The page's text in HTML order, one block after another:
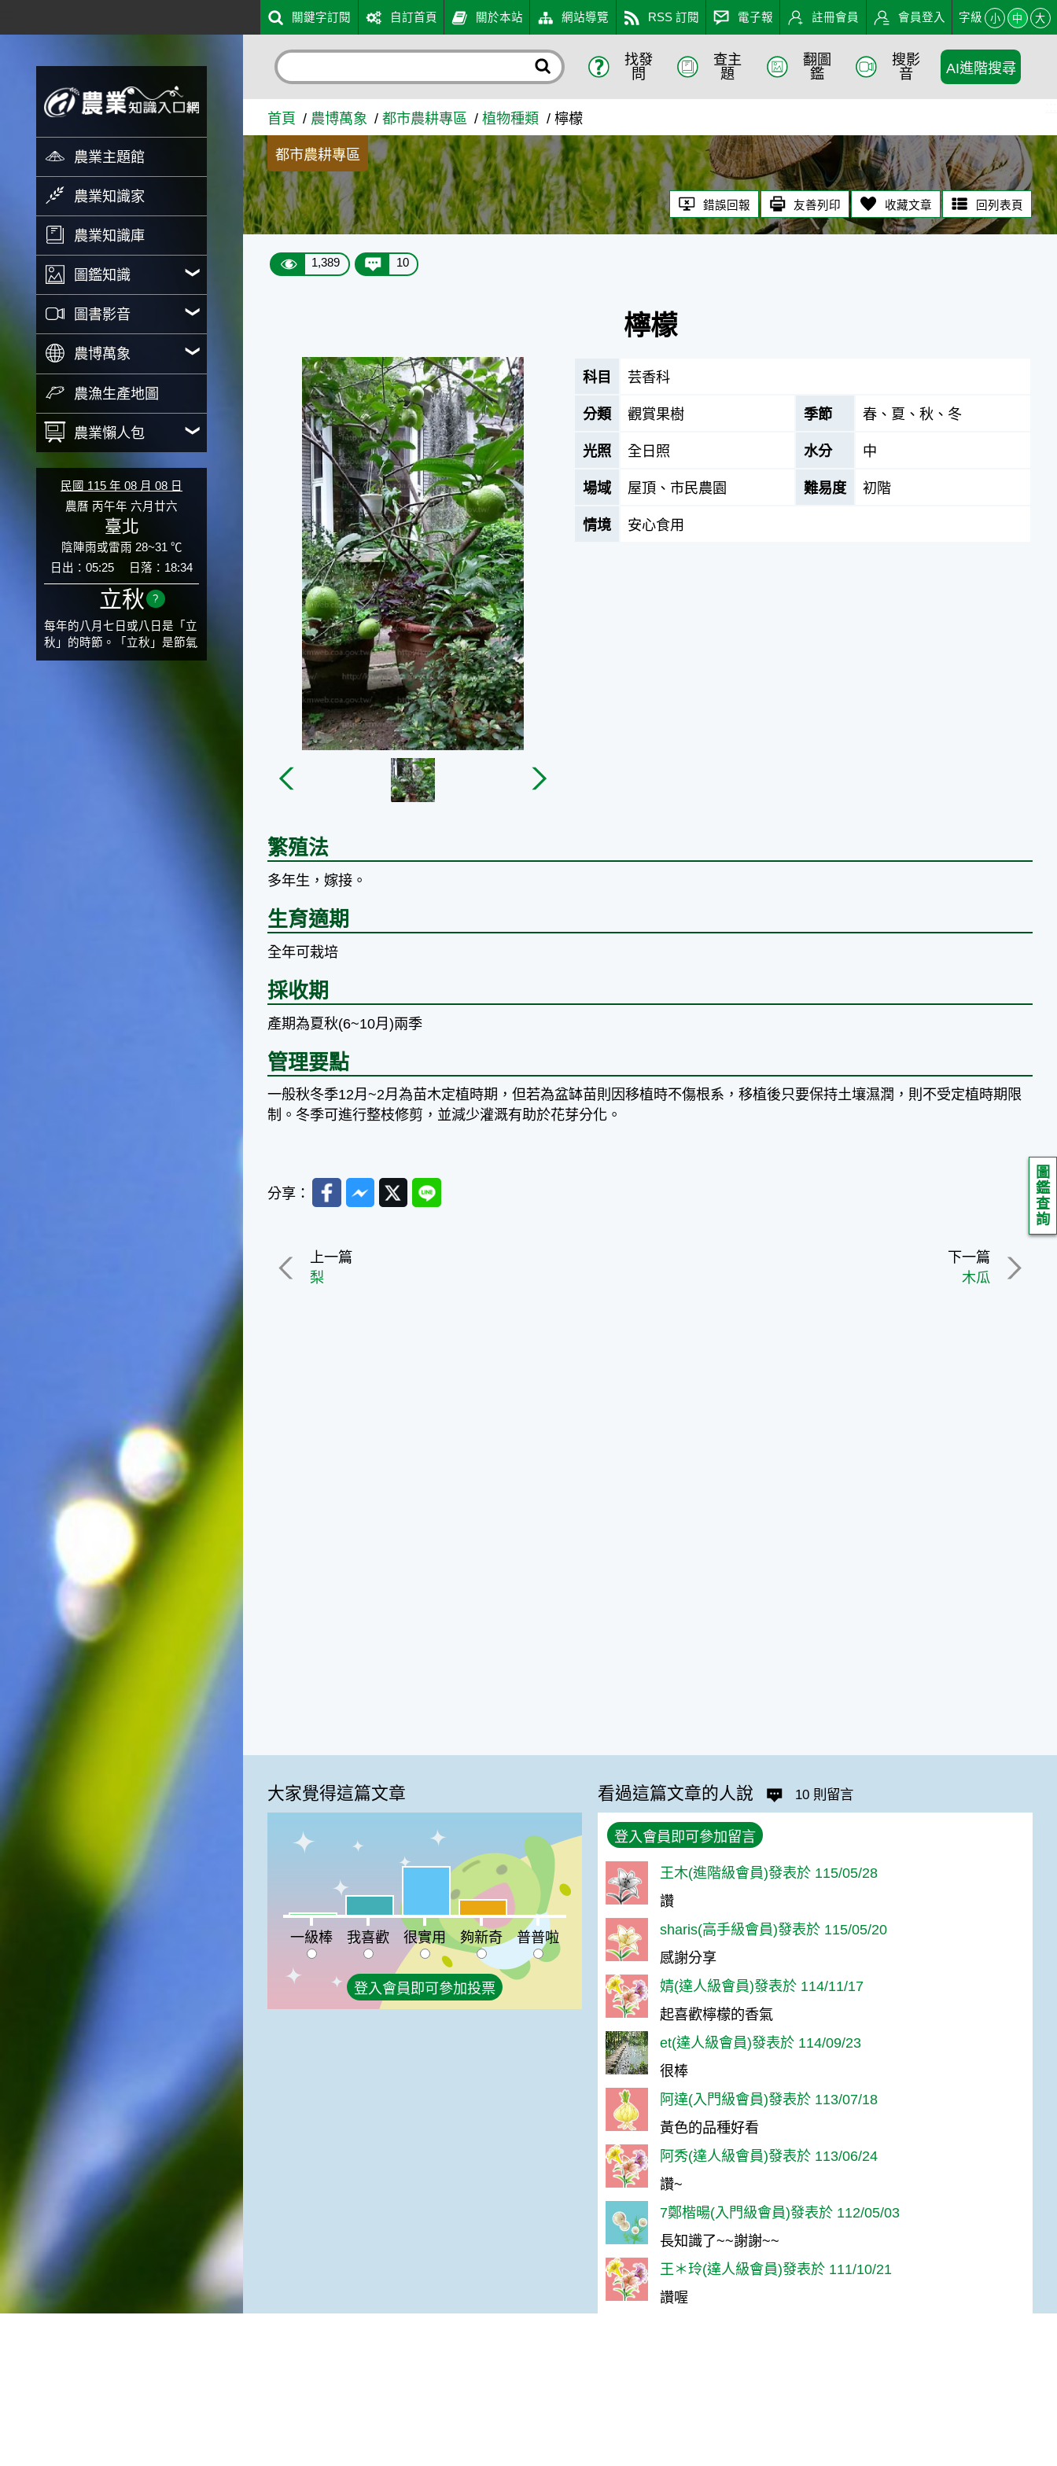
檸檬 - 農業知識入口網
農業主題館
農業知識家
農業知識庫
圖鑑知識
圖書影音
農博萬象
農漁生產地圖
農業懶人包
民國 115 年 08 月 08 日
農曆 丙午年 六月廿六
臺北
陰陣雨或雷雨 28~31 ℃
日出：05:25
日落：18:34
立秋 ?
每年的八月七日或八日是「立
秋」的時節。「立秋」是節氣
邁入秋涼的先聲，表示酷熱難
高地半收，低地水漂流」這句
俗諺的意思是：立秋這一天如
果打雷，對二期水稻的收成會
有不好的影響。所以對農夫而
言，立秋日是十分忌諱打雷的
喔！2.「六月秋，快溜溜；七
月秋，秋後油」這句俗諺的意
思是：根據老一輩人的說法，
如果立秋這一天是在農曆六
月，則漁民的作業期會比較早
結束；如果「立秋日」在七
月，則天氣會持續穩定，今年
民們的收入也會相對提高呢！
關鍵字訂閱 自訂首頁 關於本站 網站導覽 RSS 訂閱 電子報 註冊會員 會員登入 字級 小 中 大
找發
問
查主
題
翻圖
鑑
搜影
音
AI進階搜尋
首頁 農博萬象 都市農耕專區 植物種類 檸檬
都市農耕專區
錯誤回報 友善列印 收藏文章 回列表頁
1,389 10
圖
鑑
查
詢
檸檬
科目 芸香科
分類 觀賞果樹 季節 春、夏、秋、冬
光照 全日照 水分 中
場域 屋頂、市民農園 難易度 初階
情境 安心食用
繁殖法
多年生，嫁接。
生育適期
全年可栽培
採收期
產期為夏秋(6~10月)兩季
管理要點
一般秋冬季12月~2月為苗木定植時期，但若為盆缽苗則因移植時不傷根系，移植後只要保持土壤濕潤，則不受定植時期限
制。冬季可進行整枝修剪，並減少灌溉有助於花芽分化。
分享：
FacebookMessenger
TwitterLine
上一篇
梨
下一篇
木瓜
大家覺得這篇文章
一級棒:3%
我喜歡:23%
夠新奇:18%
普普啦:0%
一級棒 我喜歡 很實用 夠新奇 普普啦
登入會員即可參加投票
看過這篇文章的人說 10 則留言
登入會員即可參加留言
王木(進階級會員)發表於 115/05/28
讚
sharis(高手級會員)發表於 115/05/20
感謝分享
婧(達人級會員)發表於 114/11/17
起喜歡檸檬的香氣
et(達人級會員)發表於 114/09/23
很棒
阿達(入門級會員)發表於 113/07/18
黃色的品種好看
阿秀(達人級會員)發表於 113/06/24
讚~
7鄭楷暘(入門級會員)發表於 112/05/03
長知識了~~謝謝~~
王＊玲(達人級會員)發表於 111/10/21
讚喔